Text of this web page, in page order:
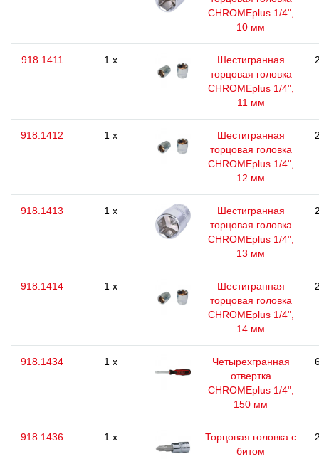
CHROMEplus 1/4",
10 мм
918.1411 1 x
Шестигранная
торцовая головка
CHROMEplus 1/4",
11 мм
918.1412 1 x
Шестигранная
торцовая головка
CHROMEplus 1/4",
12 мм
918.1413 1 x
Шестигранная
торцовая головка
CHROMEplus 1/4",
13 мм
918.1414 1 x
Шестигранная
торцовая головка
CHROMEplus 1/4",
14 мм
918.1434 1 x
Четырехгранная
отвертка
CHROMEplus 1/4",
150 мм
918.1436 1 x
Торцовая головка с
битом